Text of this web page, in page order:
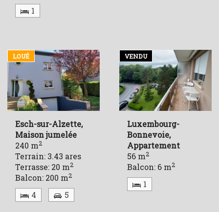
1
LOUÉ
Esch-sur-Alzette,
Maison jumelée
240 m2
Terrain: 3.43 ares
Terrasse: 20 m2
Balcon: 200 m2
4 5
VENDU
Luxembourg-
Bonnevoie,
Appartement
56 m2
Balcon: 6 m2
1